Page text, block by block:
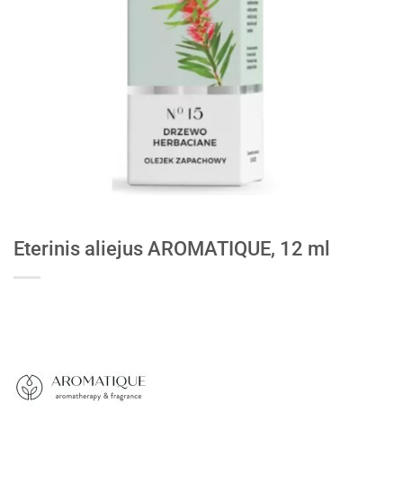
Eterinis aliejus AROMATIQUE, 12 ml